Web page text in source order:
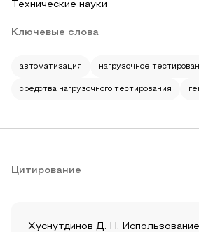
Технические науки
Ключевые слова
автоматизация нагрузочное
средства нагрузочного тестирования
Цитирование
Хуснутдинов Д. Н.